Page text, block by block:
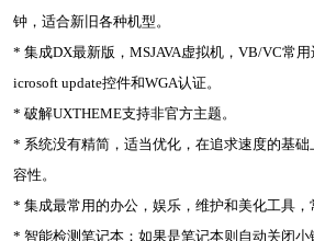
钟，适合新旧各种机型。
* 集成DX最新版，MSJAVA虚拟机，VB/VC常
icrosoft update控件和WGA认证。
* 破解UXTHEME支持非官方主题。
* 系统没有精简，适当优化，在追求速度的基
容性。
* 集成最常用的办公，娱乐，维护和美化工具，
* 智能检测笔记本：如果是笔记本则自动关闭小